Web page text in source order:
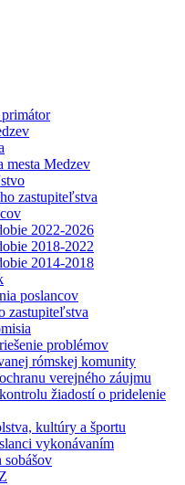
mesta Medzev
zastupiteľstva
2022-2026
2018-2022
2014-2018
poslancov
zastupiteľstva
problémov
rómskej komunity
verejného záujmu
žiadostí o pridelenie
kultúry a športu
vykonávaním
sobášov